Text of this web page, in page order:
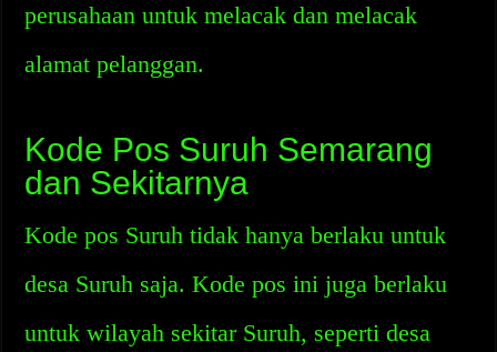
perusahaan untuk melacak dan melacak
alamat pelanggan.
Kode Pos Suruh Semarang
dan Sekitarnya
Kode pos Suruh tidak hanya berlaku untuk
desa Suruh saja. Kode pos ini juga berlaku
untuk wilayah sekitar Suruh, seperti desa